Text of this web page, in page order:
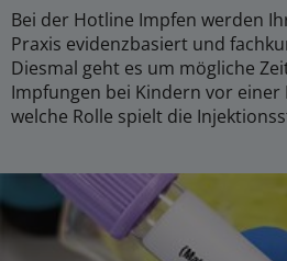
Bei der Hotline Impfen werden
Praxis evidenzbasiert und
Diesmal geht es um mögliche
Impfungen bei Kindern vor einer
welche Rolle spielt die